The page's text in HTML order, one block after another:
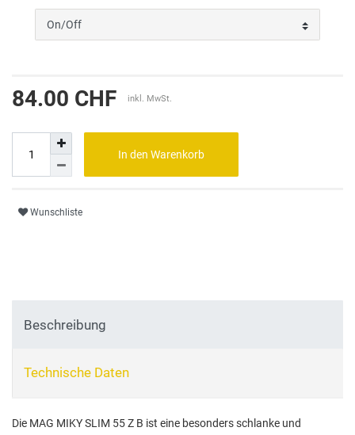
84.00 CHF inkl. MwSt.
In den Warenkorb
Wunschliste
Beschreibung
Technische Daten
Die MAG MIKY SLIM 55 Z B ist eine besonders schlanke und